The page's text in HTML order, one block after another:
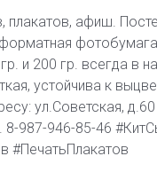
плакатов, афиш.
и 200 гр. всегда в
устойчива к
ул.Советская, д.60
987-946-85-46
#ПечатьПлакатов